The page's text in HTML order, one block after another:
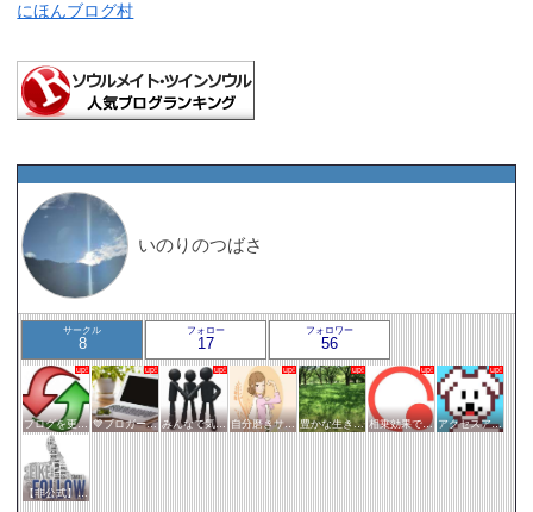
にほんブログ村
いのりのつばさ
サークル
8
フォロー
17
フォロワー
56
ブログを更新したらここで報告 💙ブロガー応援&更新報告♪💙 みんなで気軽にアクセスアップ 自分磨きサークル 豊かな生き方サークル 相乗効果でWINWIN!「はてブ・ランキング」応援サークル！！！ アクセスアップのお手伝い！ブログサークルあんてな
【非公式】相互フォローサークル